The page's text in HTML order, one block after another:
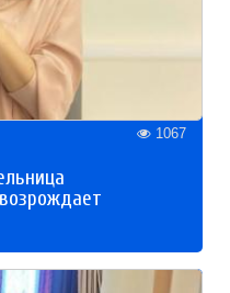
1067